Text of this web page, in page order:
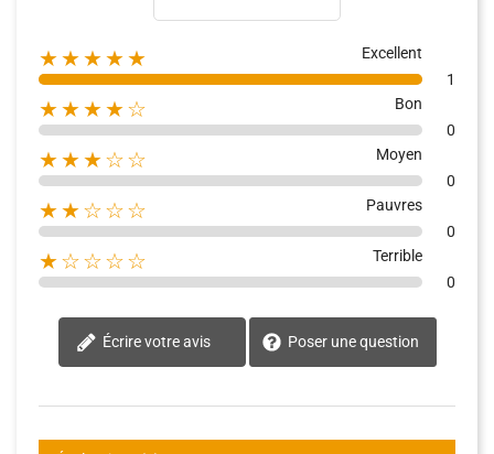
★★★★★
Excellent
1
★★★★☆
Bon
0
★★★☆☆
Moyen
0
★★☆☆☆
Pauvres
0
★☆☆☆☆
Terrible
0
Écrire votre avis Poser une question